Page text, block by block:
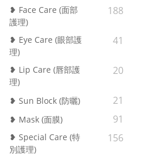
❥ Face Care (面部
護理)
188
❥ Eye Care (眼部護
理)
41
❥ Lip Care (唇部護
理)
20
❥ Sun Block (防曬) 21
❥ Mask (面膜) 91
❥ Special Care (特
別護理)
156